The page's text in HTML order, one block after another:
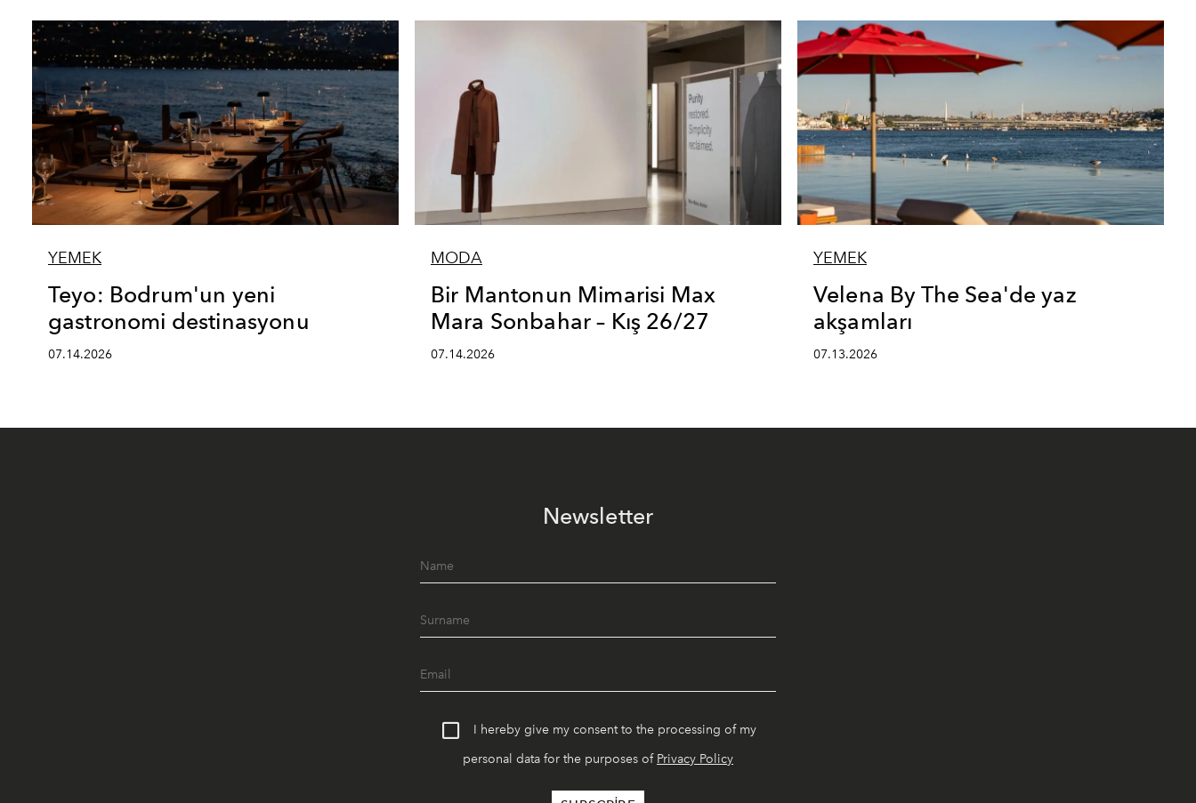
YEMEK
Teyo: Bodrum'un yeni
gastronomi destinasyonu
07.14.2026
MODA
Bir Mantonun Mimarisi Max
Mara Sonbahar – Kış 26/27
07.14.2026
YEMEK
Velena By The Sea'de yaz
akşamları
07.13.2026
Newsletter
I hereby give my consent to the processing of my
personal data for the purposes of Privacy Policy